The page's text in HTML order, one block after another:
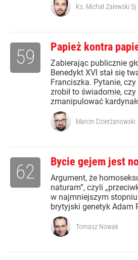
Ks. Michał Zalewski Sj
Papież kontra
Zabierając publicznie
Benedykt XVI stał się
Franciszka. Pytanie,
zrobił to świadomie, czy
zmanipulować
59
Marcin Dzierżanowski
Bycie gejem jest
Argument, że
naturam”, czyli
w najmniejszym
brytyjski genetyk Adam
62
Tomasz Nowak